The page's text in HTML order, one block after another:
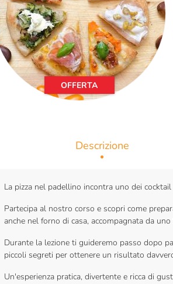
OFFERTA
Descrizione
La pizza nel padellino incontra uno dei
Partecipa al nostro corso e scopri come
anche nel forno di casa, accompagnata da
Durante la lezione ti guideremo passo dopo
piccoli segreti per ottenere un risultato
Un'esperienza pratica, divertente e ricca di